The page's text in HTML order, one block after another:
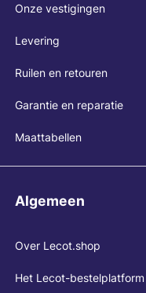
Onze vestigingen
Levering
Ruilen en retouren
Garantie en reparatie
Maattabellen
Algemeen
Over Lecot.shop
Het Lecot-bestelplatform